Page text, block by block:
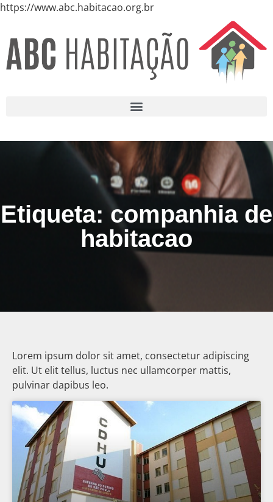
https://www.abc.habitacao.org.br
Etiqueta: companhia de
habitacao
Lorem ipsum dolor sit amet, consectetur adipiscing
elit. Ut elit tellus, luctus nec ullamcorper mattis,
pulvinar dapibus leo.